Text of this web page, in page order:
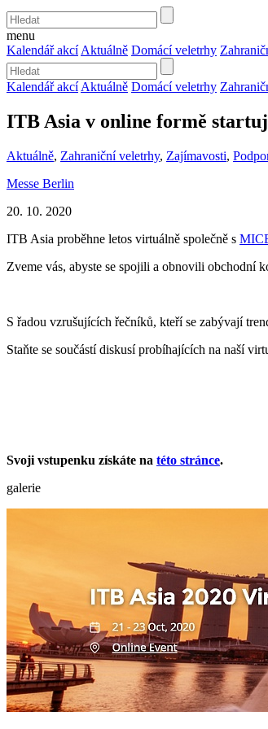
menu
Kalendář akcí Aktuálně Domácí veletrhy
Kalendář akcí Aktuálně Domácí veletrhy
ITB Asia v online formě
Aktuálně, Zahraniční veletrhy, Zajímavosti,
Messe Berlin
20. 10. 2020
ITB Asia proběhne letos virtuálně společně s
Zveme vás, abyste se spojili a obnovili obchodní
S řadou vzrušujících řečníků, kteří se zabývají
Staňte se součástí diskusí probíhajících na naší
Svoji vstupenku získáte na této stránce.
galerie